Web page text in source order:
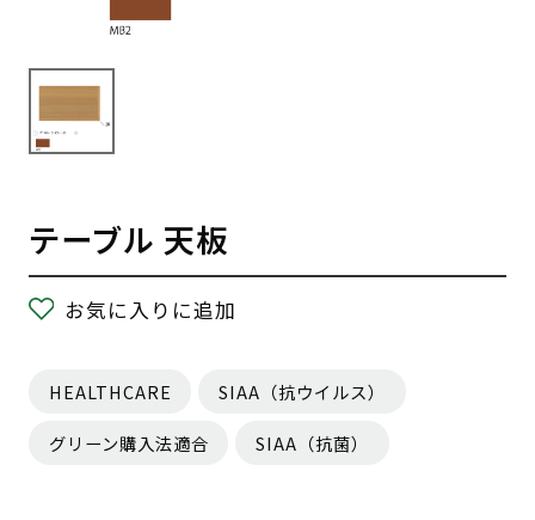
テーブル 天板
お気に入りに追加
HEALTHCARE SIAA（抗ウイルス）
グリーン購入法適合 SIAA（抗菌）